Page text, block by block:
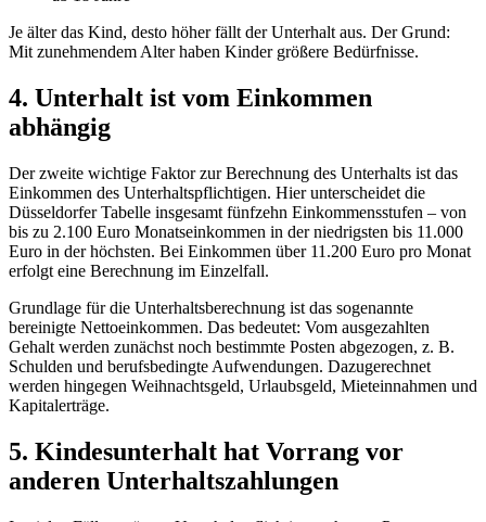
Je älter das Kind, desto höher fällt der Unterhalt aus. Der Grund:
Mit zunehmendem Alter haben Kinder größere Bedürfnisse.
4. Unterhalt ist vom Einkommen
abhängig
Der zweite wichtige Faktor zur Berechnung des Unterhalts ist das
Einkommen des Unterhaltspflichtigen. Hier unterscheidet die
Düsseldorfer Tabelle insgesamt fünfzehn Einkommensstufen – von
bis zu 2.100 Euro Monatseinkommen in der niedrigsten bis 11.000
Euro in der höchsten. Bei Einkommen über 11.200 Euro pro Monat
erfolgt eine Berechnung im Einzelfall.
Grundlage für die Unterhaltsberechnung ist das sogenannte
bereinigte Nettoeinkommen. Das bedeutet: Vom ausgezahlten
Gehalt werden zunächst noch bestimmte Posten abgezogen, z. B.
Schulden und berufsbedingte Aufwendungen. Dazugerechnet
werden hingegen Weihnachtsgeld, Urlaubsgeld, Mieteinnahmen und
Kapitalerträge.
5. Kindesunterhalt hat Vorrang vor
anderen Unterhaltszahlungen